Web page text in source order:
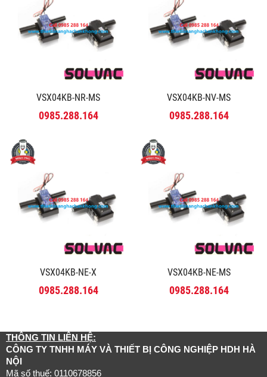
VSX04KB-NR-MS
0985.288.164
VSX04KB-NV-MS
0985.288.164
VSX04KB-NE-X
0985.288.164
VSX04KB-NE-MS
0985.288.164
THÔNG TIN LIÊN HỆ:
CÔNG TY TNHH MÁY VÀ THIẾT BỊ CÔNG NGHIỆP HDH HÀ
NỘI
Mã số thuế: 0110678856